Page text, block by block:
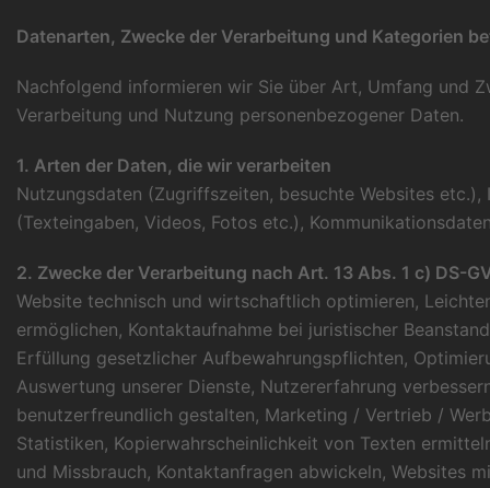
Datenarten, Zwecke der Verarbeitung und Kategorien
Nachfolgend informieren wir Sie über Art, Umfang und
Verarbeitung und Nutzung personenbezogener Daten.
1. Arten der Daten, die wir verarbeiten
Nutzungsdaten (Zugriffszeiten, besuchte Websites etc.),
(Texteingaben, Videos, Fotos etc.),
2. Zwecke der Verarbeitung nach Art. 13 Abs. 1 c) DS-
Website technisch und wirtschaftlich optimieren,
ermöglichen, Kontaktaufnahme bei juristischer
Erfüllung gesetzlicher Aufbewahrungspflichten,
Auswertung unserer Dienste, Nutzererfahrung
benutzerfreundlich gestalten, Marketing / Vertrieb /
Statistiken, Kopierwahrscheinlichkeit von Texten
und Missbrauch, Kontaktanfragen abwickeln, Websites